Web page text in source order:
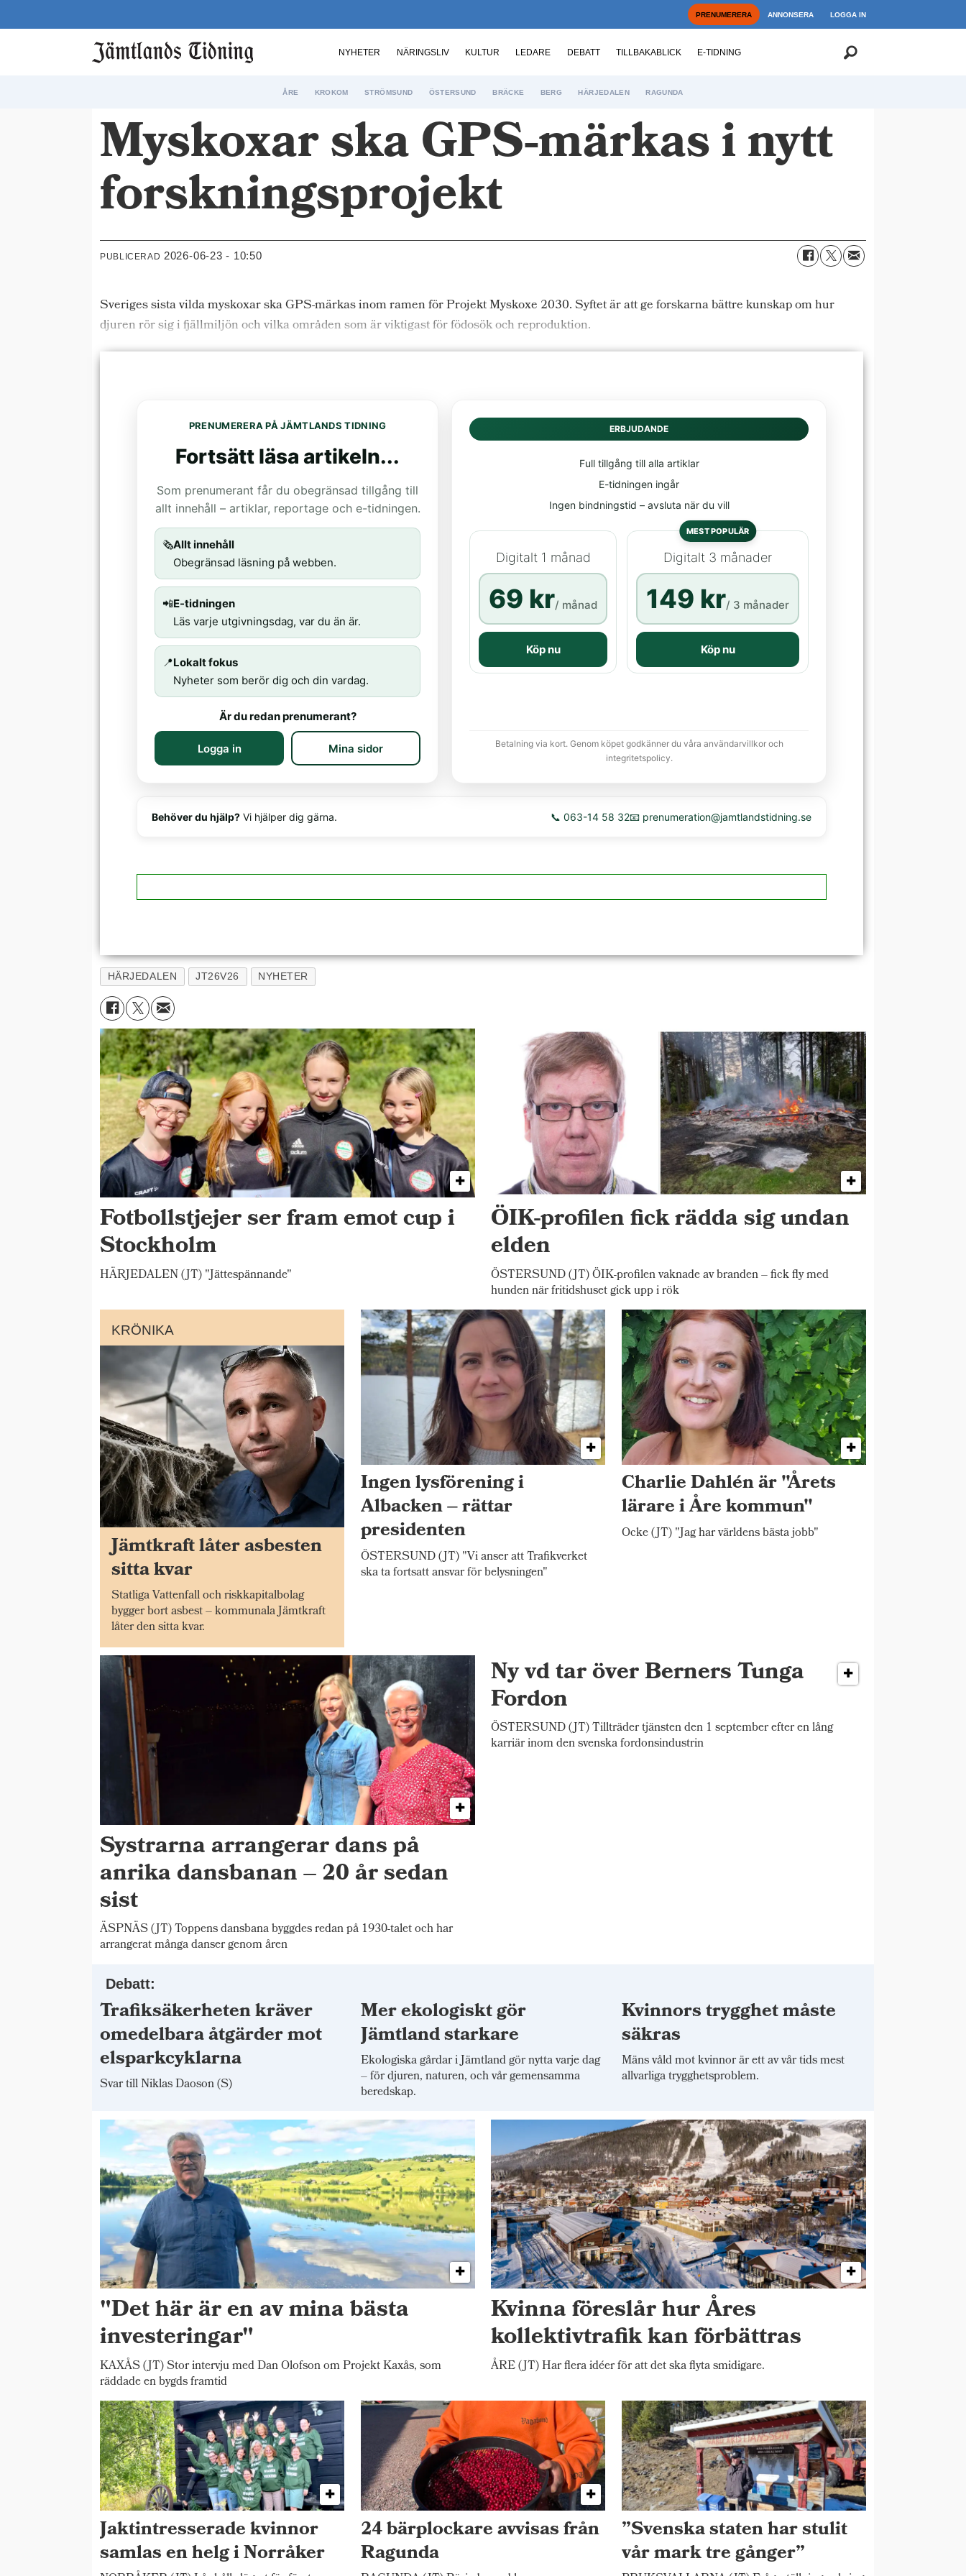
PRENUMERERA ANNONSERA LOGGA IN
NYHETER NÄRINGSLIV KULTUR LEDARE DEBATT TILLBAKABLICK E-TIDNING
ÅRE KROKOM STRÖMSUND ÖSTERSUND BRÄCKE BERG HÄRJEDALEN RAGUNDA
Myskoxar ska GPS-märkas i nytt
forskningsprojekt
PUBLICERAD 2026-06-23 - 10:50
Sveriges sista vilda myskoxar ska GPS-märkas inom ramen för Projekt Myskoxe 2030. Syftet är att ge forskarna bättre kunskap om hur
djuren rör sig i fjällmiljön och vilka områden som är viktigast för födosök och reproduktion.
PRENUMERERA PÅ JÄMTLANDS TIDNING
Fortsätt läsa artikeln...
Som prenumerant får du obegränsad tillgång till
allt innehåll – artiklar, reportage och e-tidningen.
🗞️Allt innehåll
Obegränsad läsning på webben.
📲E-tidningen
Läs varje utgivningsdag, var du än är.
📍Lokalt fokus
Nyheter som berör dig och din vardag.
Är du redan prenumerant?
Logga in Mina sidor
ERBJUDANDE
Full tillgång till alla artiklar
E-tidningen ingår
Ingen bindningstid – avsluta när du vill
Digitalt 1 månad
69 kr/ månad
Köp nu
MEST POPULÄR
Digitalt 3 månader
149 kr/ 3 månader
Köp nu
Betalning via kort. Genom köpet godkänner du våra användarvillkor och
integritetspolicy.
Behöver du hjälp? Vi hjälper dig gärna. 📞 063-14 58 32📧 prenumeration@jamtlandstidning.se
HÄRJEDALEN JT26V26 NYHETER
Fotbollstjejer ser fram emot cup i
Stockholm
HÄRJEDALEN (JT) "Jättespännande"
ÖIK-profilen fick rädda sig undan
elden
ÖSTERSUND (JT) ÖIK-profilen vaknade av branden – fick fly med
hunden när fritidshuset gick upp i rök
KRÖNIKA
Jämtkraft låter asbesten
sitta kvar
Statliga Vattenfall och riskkapitalbolag
bygger bort asbest – kommunala Jämtkraft
låter den sitta kvar.
Ingen lysförening i
Albacken – rättar
presidenten
ÖSTERSUND (JT) "Vi anser att Trafikverket
ska ta fortsatt ansvar för belysningen"
Charlie Dahlén är "Årets
lärare i Åre kommun"
Ocke (JT) "Jag har världens bästa jobb"
Systrarna arrangerar dans på
anrika dansbanan – 20 år sedan
sist
ÄSPNÄS (JT) Toppens dansbana byggdes redan på 1930-talet och har
arrangerat många danser genom åren
Ny vd tar över Berners Tunga
Fordon
ÖSTERSUND (JT) Tillträder tjänsten den 1 september efter en lång
karriär inom den svenska fordonsindustrin
Debatt:
Trafiksäkerheten kräver
omedelbara åtgärder mot
elsparkcyklarna
Svar till Niklas Daoson (S)
Mer ekologiskt gör
Jämtland starkare
Ekologiska gårdar i Jämtland gör nytta varje dag
– för djuren, naturen, och vår gemensamma
beredskap.
Kvinnors trygghet måste
säkras
Mäns våld mot kvinnor är ett av vår tids mest
allvarliga trygghetsproblem.
"Det här är en av mina bästa
investeringar"
KAXÅS (JT) Stor intervju med Dan Olofson om Projekt Kaxås, som
räddade en bygds framtid
Kvinna föreslår hur Åres
kollektivtrafik kan förbättras
ÅRE (JT) Har flera idéer för att det ska flyta smidigare.
Jaktintresserade kvinnor
samlas en helg i Norråker
24 bärplockare avvisas från
Ragunda
”Svenska staten har stulit
vår mark tre gånger”